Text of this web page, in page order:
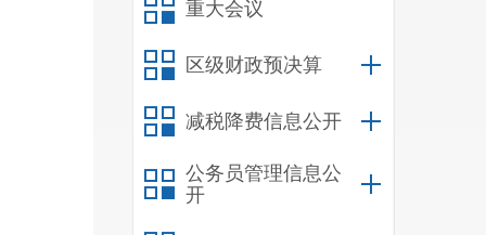
重大会议
区级财政预决算
减税降费信息公开
公务员管理信息公
开